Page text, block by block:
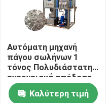
Αυτόματη μηχανή
πάγου σωλήνων 1
τόνος Πολυδιάστατη
ενεργειακή απόδοση
Τυβώδης μηχανή
πάγουΚαλύτερη τιμή